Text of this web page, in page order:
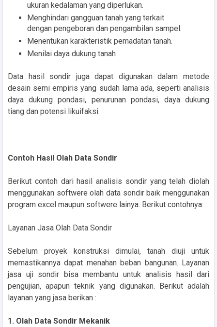
ukuran kedalaman yang diperlukan.
Menghindari gangguan tanah yang terkait
dengan pengeboran dan pengambilan sampel.
Menentukan karakteristik pemadatan tanah.
Menilai daya dukung tanah
Data hasil sondir juga dapat digunakan dalam metode
desain semi empiris yang sudah lama ada, seperti analisis
daya dukung pondasi, penurunan pondasi, daya dukung
tiang dan potensi likuifaksi.
Contoh Hasil Olah Data Sondir
Berikut contoh dari hasil analisis sondir yang telah diolah
menggunakan softwere olah data sondir baik menggunakan
program excel maupun softwere lainya. Berikut contohnya:
Layanan Jasa Olah Data Sondir
Sebelum proyek konstruksi dimulai, tanah diuji untuk
memastikannya dapat menahan beban bangunan. Layanan
jasa uji sondir bisa membantu untuk analisis hasil dari
pengujian, apapun teknik yang digunakan. Berikut adalah
layanan yang jasa berikan :
1. Olah Data Sondir Mekanik